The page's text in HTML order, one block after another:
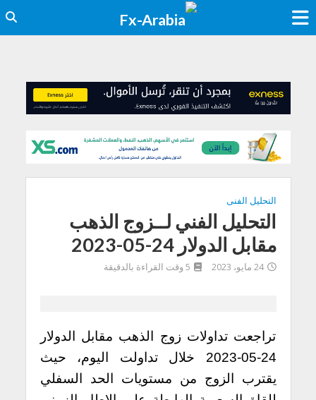
التحليل الفنى
التحليل الفني لــزوج الذهب
مقابل الدولار 24-05-2023
24 مايو، 2023 5 وقت القراءة بالدقيقة
تراجعت تداولات زوج الذهب مقابل الدولار
24-05-2023 خلال تداولت اليوم، حيث
يقترب الزوج من مستويات الحد السفلي